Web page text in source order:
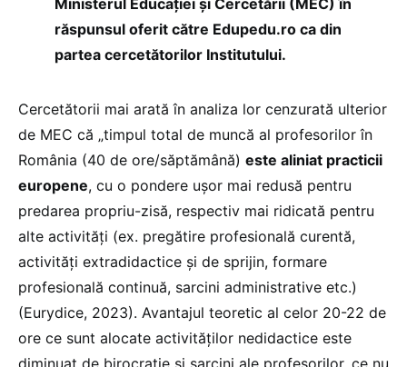
răspunsul oferit către Edupedu.ro ca din
partea cercetătorilor Institutului.
Cercetătorii mai arată în analiza lor cenzurată ulterior
de MEC că „timpul total de muncă al profesorilor în
România (40 de ore/săptămână) este aliniat practicii
europene, cu o pondere ușor mai redusă pentru
predarea propriu-zisă, respectiv mai ridicată pentru
alte activități (ex. pregătire profesională curentă,
activități extradidactice și de sprijin, formare
profesională continuă, sarcini administrative etc.)
(Eurydice, 2023). Avantajul teoretic al celor 20-22 de
ore ce sunt alocate activităților nedidactice este
diminuat de birocrație și sarcini ale profesorilor, ce nu